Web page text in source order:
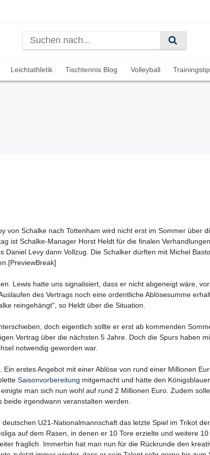
Leichtathletik Tischtennis Blog Volleyball
von Schalke nach Tottenham wird nicht erst im Sommer über
ist Schalke-Manager Horst Heldt für die finalen
Levy dann Vollzug. Die Schalker dürften mit Michel
Lewis hatte uns signalisiert, dass er nicht abgeneigt wäre,
des Vertrags noch eine ordentliche Ablösesumme
reingehängt", so Heldt über die Situation.
doch eigentlich sollte er erst ab kommenden
Vertrag über die nächsten 5 Jahre. Doch die Spurs haben
notwendig geworden war.
erstes Angebot mit einer Ablöse von rund einer Millionen
Saisonvorbereitung mitgemacht und hätte den
man sich nun wohl auf rund 2 Millionen Euro. Zudem
irgendwann veranstalten werden.
deutschen U21-Nationalmannschaft das letzte Spiel im Trikot der
auf dem Rasen, in denen er 10 Tore erzielte und weitere
fraglich. Immerhin hat man nun für die Rückrunde den